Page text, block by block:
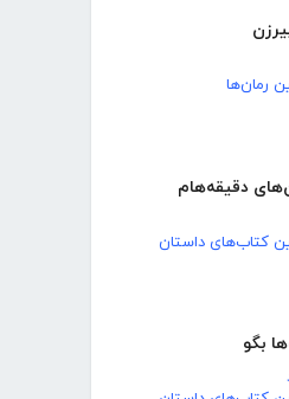
رمان‌ها
دقیقه‌هام
کتاب‌های داستان
بگو